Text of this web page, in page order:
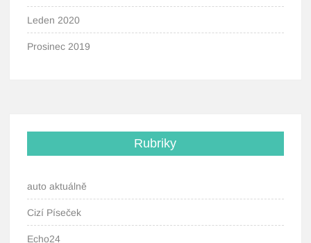
Leden 2020
Prosinec 2019
Rubriky
auto aktuálně
Cizí Píseček
Echo24